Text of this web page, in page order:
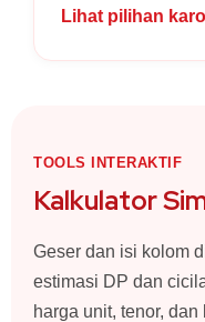
Lihat pilihan
TOOLS INTERAKTIF
Kalkulator
Geser dan isi kolom
estimasi DP dan
harga unit, tenor,